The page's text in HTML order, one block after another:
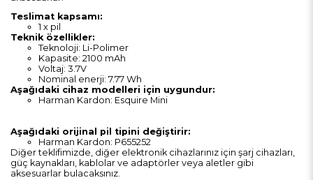
Teslimat kapsamı:
1 x pil
Teknik özellikler:
Teknoloji: Li-Polimer
Kapasite: 2100 mAh
Voltaj: 3.7V
Nominal enerji: 7.77 Wh
Aşağıdaki cihaz modelleri için uygundur:
Harman Kardon: Esquire Mini
Aşağıdaki orijinal pil tipini değiştirir:
Harman Kardon: P655252
Diğer teklifimizde, diğer elektronik cihazlarınız için şarj cihazları,
güç kaynakları, kablolar ve adaptörler veya aletler gibi
aksesuarlar bulacaksınız.